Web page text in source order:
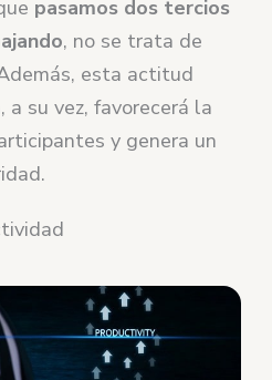
pasamos dos tercios
, no se trata de
esta actitud
su vez, favorecerá la
y genera un